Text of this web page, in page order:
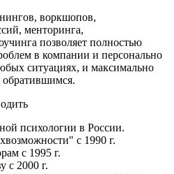
воркшопов,
менторинга,
позволяет полностью
в компании и персонально
ситуациях, и максимально
обратившимся.
психологии в России.
с 1990 г.
с 1995 г.
с 2000 г.